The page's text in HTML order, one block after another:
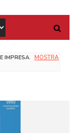
IMPRESA. MOSTRA